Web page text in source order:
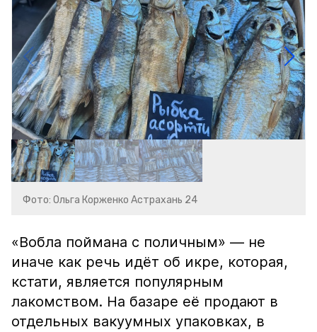
Фото: Ольга Корженко Астрахань 24
«Вобла поймана с поличным» — не
иначе как речь идёт об икре, которая,
кстати, является популярным
лакомством. На базаре её продают в
отдельных вакуумных упаковках, в